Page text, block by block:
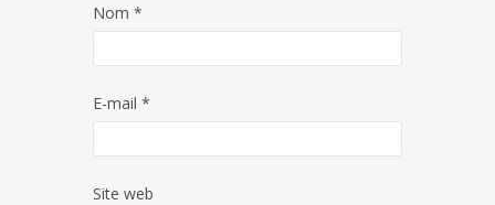
Nom *
E-mail *
Site web